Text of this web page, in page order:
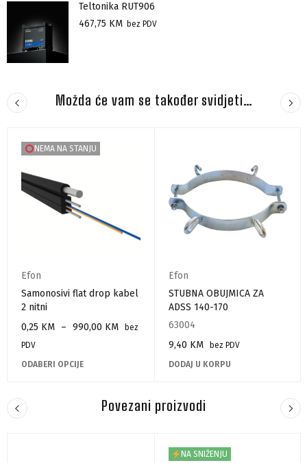
Teltonika RUT906
467,75 KM bez PDV
Možda će vam se također svidjeti…
NEMA NA STANJU
Efon
Samonosivi flat drop kabel
2 nitni
0,25 KM – 990,00 KM
bez
PDV
ODABERI OPCIJE
Efon
STUBNA OBUJMICA ZA
ADSS 140-170
63004
9,40 KM
bez PDV
DODAJ U KORPU
Povezani proizvodi
NA SNIŽENJU